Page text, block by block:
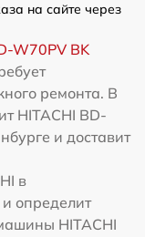
на сайте через
W70PV BK
ремонта. В
HITACHI BD-
и доставит
в
определит
HITACHI